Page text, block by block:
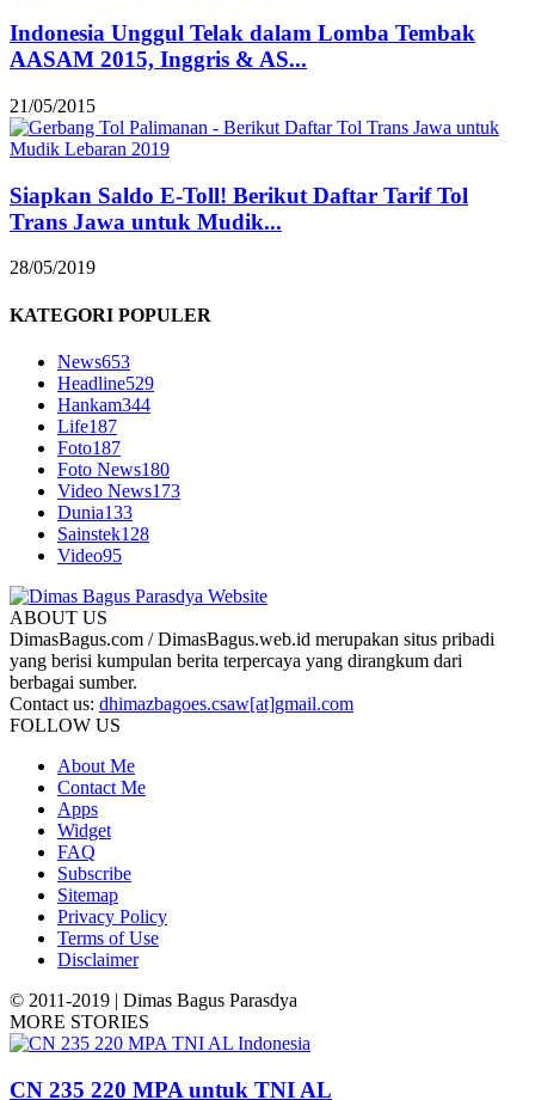
Indonesia Unggul Telak dalam Lomba Tembak
AASAM 2015, Inggris & AS...
21/05/2015
Siapkan Saldo E-Toll! Berikut Daftar Tarif Tol
Trans Jawa untuk Mudik...
28/05/2019
KATEGORI POPULER
News653
Headline529
Hankam344
Life187
Foto187
Foto News180
Video News173
Dunia133
Sainstek128
Video95
ABOUT US
DimasBagus.com / DimasBagus.web.id merupakan situs pribadi
yang berisi kumpulan berita terpercaya yang dirangkum dari
berbagai sumber.
Contact us: dhimazbagoes.csaw[at]gmail.com
FOLLOW US
About Me
Contact Me
Apps
Widget
FAQ
Subscribe
Sitemap
Privacy Policy
Terms of Use
Disclaimer
© 2011-2019 | Dimas Bagus Parasdya
MORE STORIES
CN 235 220 MPA untuk TNI AL